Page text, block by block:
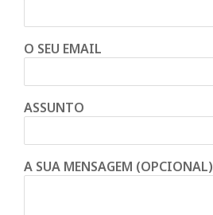
O SEU EMAIL
ASSUNTO
A SUA MENSAGEM (OPCIONAL)